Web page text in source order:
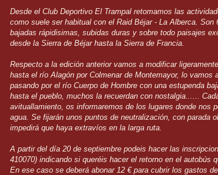
Desde el Club Deportivo El Trampal retomamos las
como suele ser habitual con el Raid Béjar - La Alberca. Son
bajadas rápidisimas, subidas duras y sobre todo paisajes
desde la Sierra de Béjar hasta la Sierra de Francia.
Respecto a la edición anterior vamos a modificar
hasta el río Alagón por Colmenar de Montemayor, lo vamos
pasando por el río Cuerpo de Hombre con una estupenda
hasta el pueblo, muchos la recuerdan con nostalgia......
avituallamiento, os informaremos de los lugares donde nos
agua. Se fijarán unos puntos de neutralización, con parada
impedirá que haya extravíos en la larga ruta.
A partir del día 20 de septiembre podeis hacer las
410070) indicando si queréis hacer el retorno en el autobús
En ese caso se deberá abonar 12 € para cubrir los gastos